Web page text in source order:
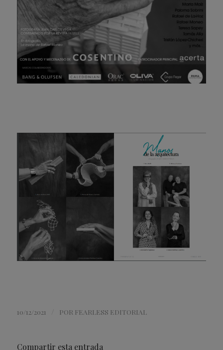
10/12/2021 POR FEARLESS EDITORIAL
Compartir esta entrada